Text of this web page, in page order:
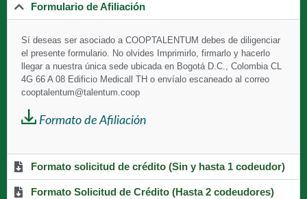
Formulario de Afiliación
Sí deseas ser asociado a COOPTALENTUM debes de diligenciar
el presente formulario. No olvides Imprimirlo, firmarlo y hacerlo
llegar a nuestra única sede ubicada en Bogotá D.C., Colombia CL
4G 66 A 08 Edificio Medicall TH o envíalo escaneado al correo
cooptalentum@talentum.coop
Formato de Afiliación
Formato solicitud de crédito (Sin y hasta 1 codeudor)
Formato Solicitud de Crédito (Hasta 2 codeudores)